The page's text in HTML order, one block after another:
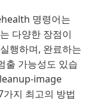
명령어는
다양한 장점이
행하며, 완료하는
출 가능성도 있습
image
지 최고의 방법